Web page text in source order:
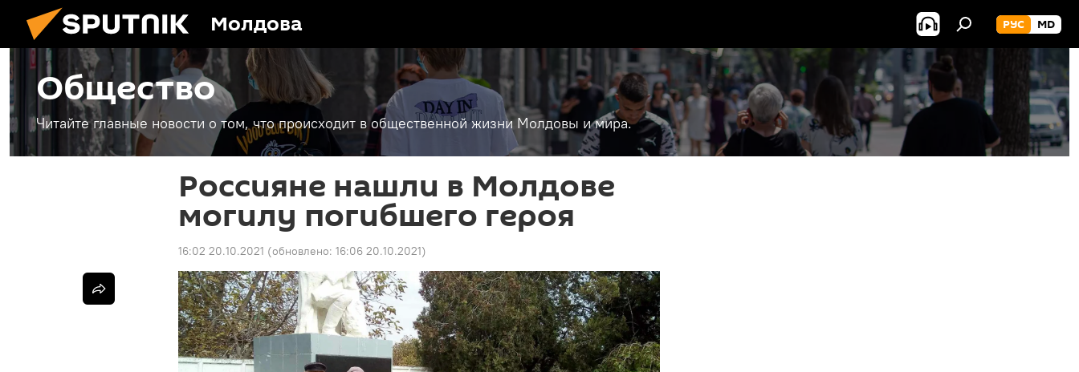
Молдова РУС MD
Общество
Читайте главные новости о том, что происходит в общественной жизни Молдовы и мира.
Россияне нашли в Молдове
могилу погибшего героя
16:02 20.10.2021 (обновлено: 16:06 20.10.2021)